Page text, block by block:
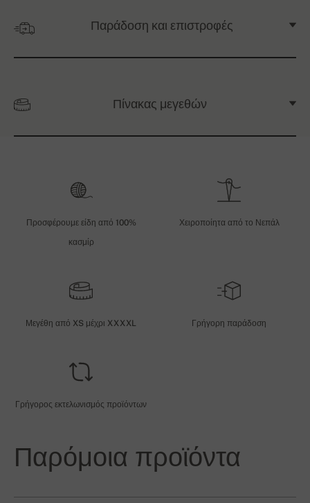
Παράδοση και επιστροφές
Πίνακας μεγεθών
Προσφέρουμε είδη από 100%
κασμίρ
Χειροποίητα από το Νεπάλ
Μεγέθη από XS μέχρι XXXXL Γρήγορη παράδοση
Γρήγορος εκτελωνισμός προϊόντων
Παρόμοια προϊόντα